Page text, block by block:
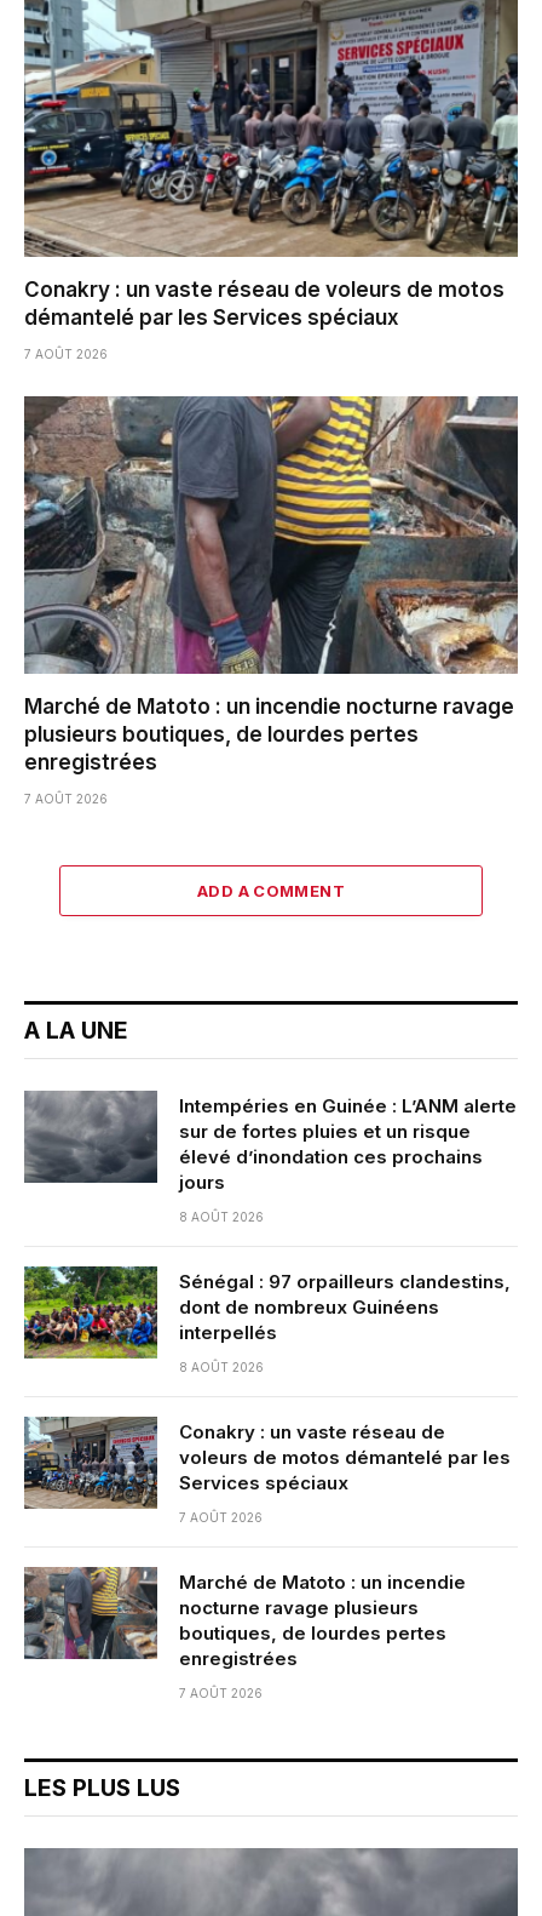
Conakry : un vaste réseau de voleurs de motos
démantelé par les Services spéciaux
7 AOÛT 2026
Marché de Matoto : un incendie nocturne ravage
plusieurs boutiques, de lourdes pertes
enregistrées
7 AOÛT 2026
ADD A COMMENT
A LA UNE
Intempéries en Guinée : L’ANM alerte
sur de fortes pluies et un risque
élevé d’inondation ces prochains
jours
8 AOÛT 2026
Sénégal : 97 orpailleurs clandestins,
dont de nombreux Guinéens
interpellés
8 AOÛT 2026
Conakry : un vaste réseau de
voleurs de motos démantelé par les
Services spéciaux
7 AOÛT 2026
Marché de Matoto : un incendie
nocturne ravage plusieurs
boutiques, de lourdes pertes
enregistrées
7 AOÛT 2026
LES PLUS LUS